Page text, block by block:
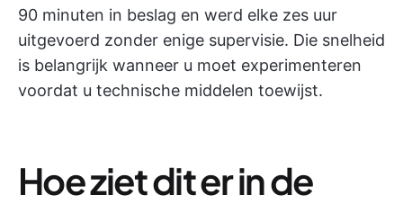
90 minuten in beslag en werd elke zes uur
uitgevoerd zonder enige supervisie. Die snelheid
is belangrijk wanneer u moet experimenteren
voordat u technische middelen toewijst.
Hoe ziet dit er in de